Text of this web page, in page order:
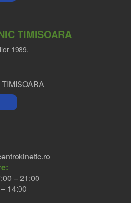
TIMISOARA
1989,
– 21:00
14:00